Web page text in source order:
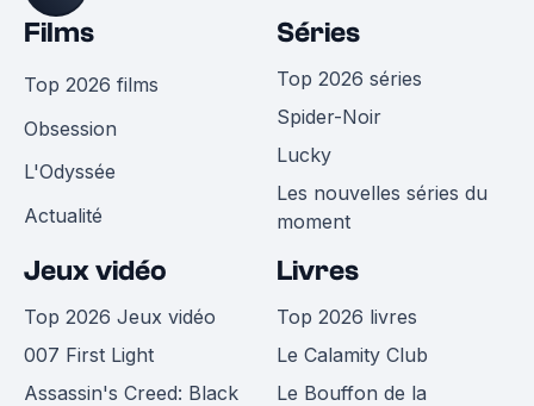
Films
Top 2026 films
Obsession
L'Odyssée
Actualité
Séries
Top 2026 séries
Spider-Noir
Lucky
Les nouvelles séries du
moment
Jeux vidéo
Top 2026 Jeux vidéo
007 First Light
Assassin's Creed: Black
Livres
Top 2026 livres
Le Calamity Club
Le Bouffon de la